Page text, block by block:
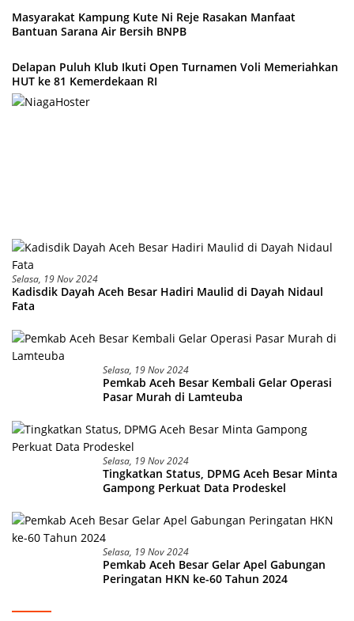
Masyarakat Kampung Kute Ni Reje Rasakan Manfaat
Bantuan Sarana Air Bersih BNPB
Delapan Puluh Klub Ikuti Open Turnamen Voli Memeriahkan
HUT ke 81 Kemerdekaan RI
Selasa, 19 Nov 2024
Kadisdik Dayah Aceh Besar Hadiri Maulid di Dayah Nidaul
Fata
Selasa, 19 Nov 2024
Pemkab Aceh Besar Kembali Gelar Operasi
Pasar Murah di Lamteuba
Selasa, 19 Nov 2024
Tingkatkan Status, DPMG Aceh Besar Minta
Gampong Perkuat Data Prodeskel
Selasa, 19 Nov 2024
Pemkab Aceh Besar Gelar Apel Gabungan
Peringatan HKN ke-60 Tahun 2024